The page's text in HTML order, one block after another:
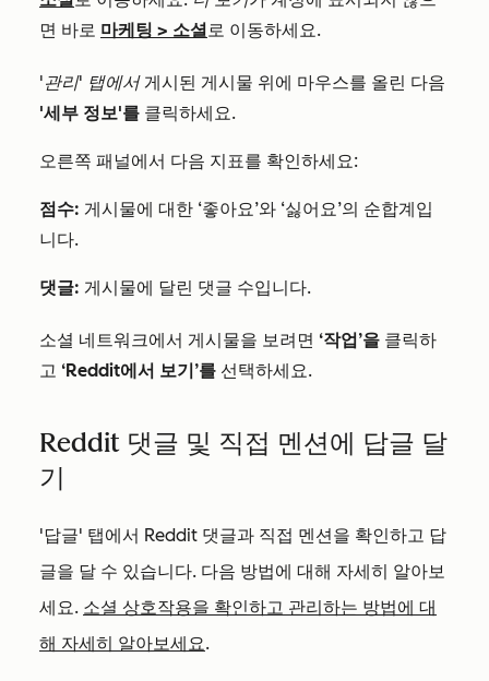
면 바로 마케팅 > 소셜로 이동하세요.
'관리' 탭에서 게시된 게시물 위에 마우스를 올린 다음
'세부 정보'를 클릭하세요.
오른쪽 패널에서 다음 지표를 확인하세요:
점수: 게시물에 대한 ‘좋아요’와 ‘싫어요’의 순합계입
니다.
댓글: 게시물에 달린 댓글 수입니다.
소셜 네트워크에서 게시물을 보려면 ‘작업’을 클릭하
고 ‘Reddit에서 보기’를 선택하세요.
Reddit 댓글 및 직접 멘션에 답글 달
기
'답글' 탭에서 Reddit 댓글과 직접 멘션을 확인하고 답
글을 달 수 있습니다. 다음 방법에 대해 자세히 알아보
세요. 소셜 상호작용을 확인하고 관리하는 방법에 대
해 자세히 알아보세요.